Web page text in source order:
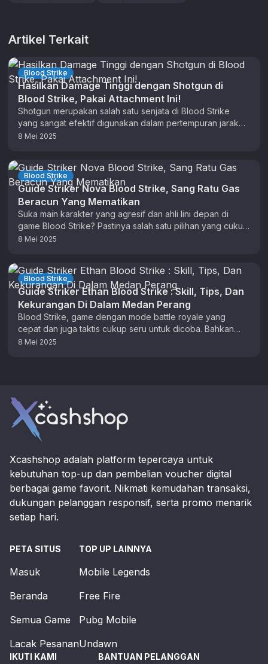
Artikel Terkait
Blood Strike
Hasilkan Damage Tinggi dengan Shotgun di
Blood Strike, Pakai Attachment Ini!
Shotgun merupakan salah satu senjata di Blood Strike
yang sangat efektif digunakan dalam pertempuran jarak
dekat. Itu karena senjata ini …
8 Mei 2025
Blood Strike
Guide Striker Nova Blood Strike, Sang Ratu Gas
Beracun Yang Mematikan
Suka main karakter yang agresif dan ahli lini depan di
game Blood Strike? Pastinya salah satu pilihan yang cukup
menarik …
8 Mei 2025
Blood Strike
Guide Striker Ethan Blood Strike : Skill, Tips, Dan
Kekurangan Di Dalam Medan Perang
Blood Strike, game dengan mode battle royale yang
cepat dan juga taktis cukup seru untuk dicoba. Bahkan
dengan banyaknya karakter …
8 Mei 2025
Xcashshop adalah platform tepercaya untuk
kebutuhan top-up dan pembelian voucher digital
berbagai game favorit. Nikmati kemudahan transaksi,
dukungan pelanggan responsif, serta promo menarik
setiap hari.
PETA SITUS
Masuk
Beranda
Semua Game
Lacak Pesanan
TOP UP LAINNYA
Mobile Legends
Free Fire
Pubg Mobile
Undawn
IKUTI KAMI BANTUAN PELANGGAN